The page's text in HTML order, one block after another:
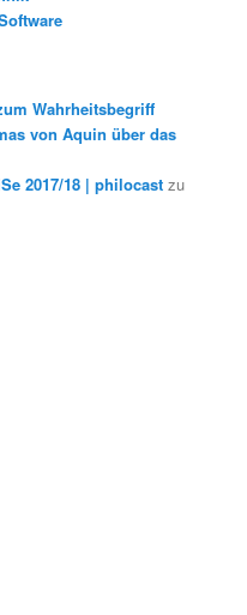
Wahrheitsbegriff
von Aquin über das
2017/18 | philocast zu